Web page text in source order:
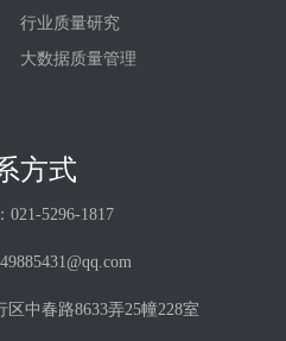
行业质量研究
大数据质量管理
方式
021-5296-1817
中春路8633弄25幢228室